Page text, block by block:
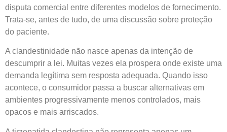
disputa comercial entre diferentes modelos de fornecimento.
Trata-se, antes de tudo, de uma discussão sobre proteção
do paciente.
A clandestinidade não nasce apenas da intenção de
descumprir a lei. Muitas vezes ela prospera onde existe uma
demanda legítima sem resposta adequada. Quando isso
acontece, o consumidor passa a buscar alternativas em
ambientes progressivamente menos controlados, mais
opacos e mais arriscados.